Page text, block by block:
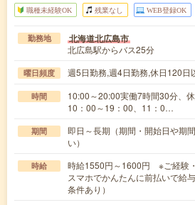
職種未経験OK 残業なし WEB登録OK
勤務地 北海道北広島市
北広島駅からバス25分
曜日頻度 週5日勤務,週4日勤務,休日120日
時間
10:00～20:00実働7時間30分、
10：00～19：00、11：0…
期間
即日～長期（期間・開始日や期
い）
時給
時給1550円～1600円 ※ご経験
スマホでかんたんに前払いで給
条件あり）